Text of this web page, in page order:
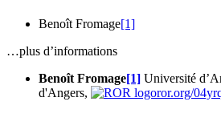
Benoît Fromage[1]
…plus d’informations
Benoît Fromage[1] Université
d'Angers,
ror.org/